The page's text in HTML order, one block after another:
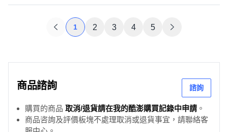
1 2 3 4 5
商品諮詢 諮詢
購買的商品 取消/退貨請在我的酷澎購買記錄中申請 。
商品咨詢及評價板塊不處理取消或退貨事宜，請聯絡客